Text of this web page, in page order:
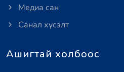
Медиа сан
Санал хүсэлт
Ашигтай холбоос